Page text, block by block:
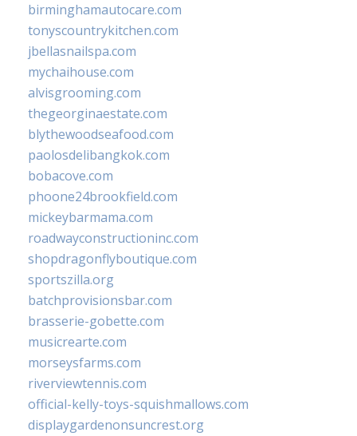
birminghamautocare.com
tonyscountrykitchen.com
jbellasnailspa.com
mychaihouse.com
alvisgrooming.com
thegeorginaestate.com
blythewoodseafood.com
paolosdelibangkok.com
bobacove.com
phoone24brookfield.com
mickeybarmama.com
roadwayconstructioninc.com
shopdragonflyboutique.com
sportszilla.org
batchprovisionsbar.com
brasserie-gobette.com
musicrearte.com
morseysfarms.com
riverviewtennis.com
official-kelly-toys-squishmallows.com
displaygardenonsuncrest.org